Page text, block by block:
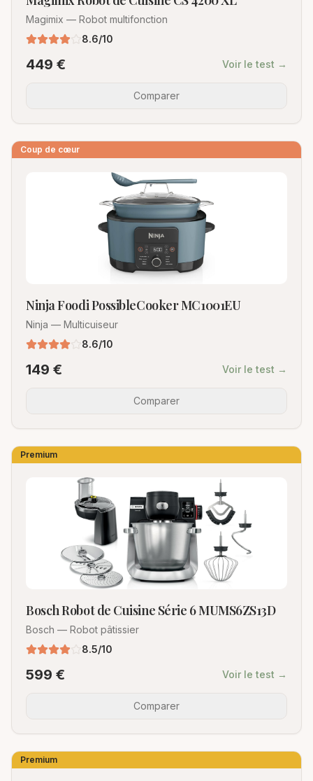
Magimix — Robot multifonction
8.6/10
449 € Voir le test →
Comparer
Coup de cœur
Ninja Foodi PossibleCooker MC1001EU
Ninja — Multicuiseur
8.6/10
149 € Voir le test →
Comparer
Premium
Bosch Robot de Cuisine Série 6 MUMS6ZS13D
Bosch — Robot pâtissier
8.5/10
599 € Voir le test →
Comparer
Premium